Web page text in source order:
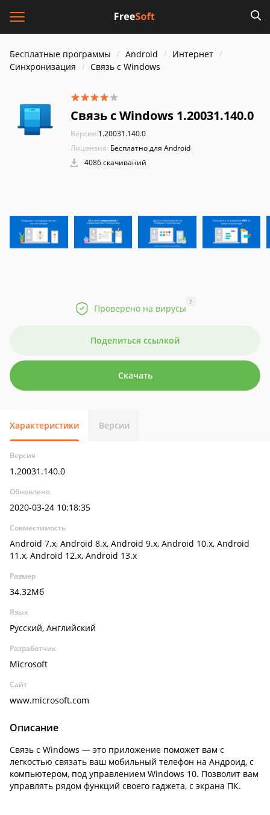
Бесплатные программы Android
Интернет
Синхронизация
Связь с Windows
Связь с Windows 1.20031.140.0
Версия:1.20031.140.0
Лицензия: Бесплатно для Android
4086 скачиваний
Проверено на вирусы
?
Поделиться ссылкой
Скачать
Характеристики Версии
Версия
1.20031.140.0
Обновлено
2020-03-24 10:18:35
Совместимость
Android 7.x, Android 8.x, Android 9.x, Android 10.x, Android
11.x, Android 12.x, Android 13.x
Размер
34.32Мб
Язык
Русский, Английский
Разработчик
Microsoft
Сайт
www.microsoft.com
Описание
Связь с Windows — это приложение поможет вам с
легкостью связать ваш мобильный телефон на Андроид, с
компьютером, под управлением Windows 10. Позволит вам
управлять рядом функций своего гаджета, с экрана ПК.